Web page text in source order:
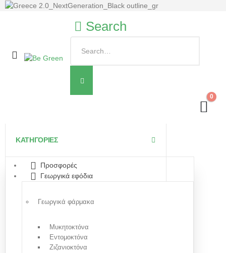
Search
0
ΚΑΤΗΓΟΡΙΕΣ
Προσφορές
Γεωργικά εφόδια
Γεωργικά φάρμακα
Μυκητοκτόνα
Εντομοκτόνα
Ζιζανιοκτόνα